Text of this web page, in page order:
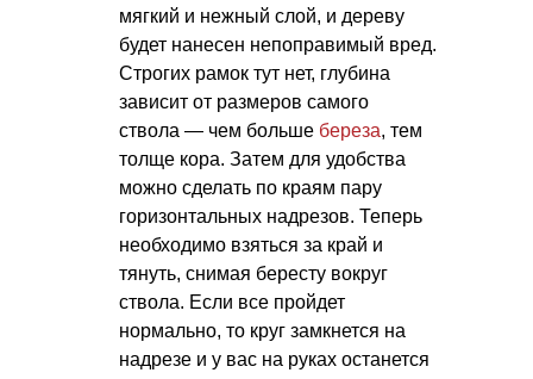
мягкий и нежный слой, и дереву
будет нанесен непоправимый вред.
Строгих рамок тут нет, глубина
зависит от размеров самого
ствола — чем больше береза, тем
толще кора. Затем для удобства
можно сделать по краям пару
горизонтальных надрезов. Теперь
необходимо взяться за край и
тянуть, снимая бересту вокруг
ствола. Если все пройдет
нормально, то круг замкнется на
надрезе и у вас на руках останется